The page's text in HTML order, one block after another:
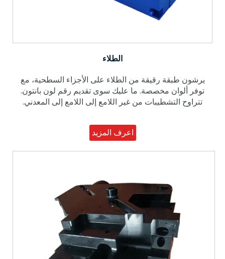
الطلاء
يرشون طبقة رقيقة من الطلاء على الأجزاء السطحية، مع
توفر ألوان مخصصة. ما عليك سوى تقديم رقم لون بانتون.
تتراوح التشطيبات من غير اللامع إلى اللامع إلى المعدني.
اعرف المزيد